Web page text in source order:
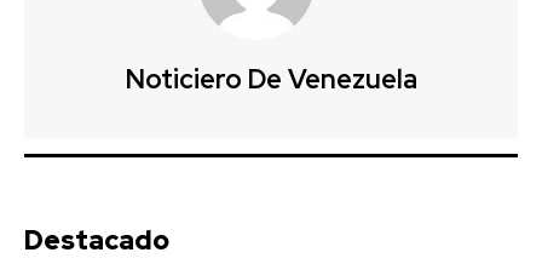
Noticiero De Venezuela
Destacado